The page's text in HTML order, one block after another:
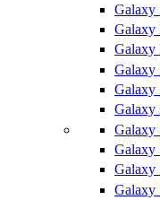
Galaxy
Galaxy
Galaxy
Galaxy
Galaxy
Galaxy
Galaxy
Galaxy
Galaxy
Galaxy